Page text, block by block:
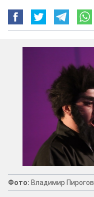
Фото: Владимир Пирогов